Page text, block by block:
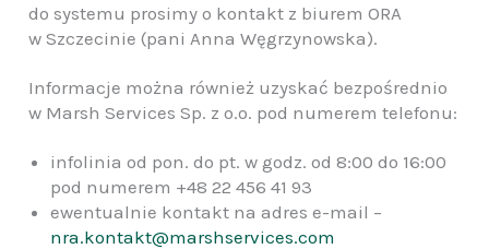
do systemu prosimy o kontakt z biurem ORA
w Szczecinie (pani Anna Węgrzynowska).
Informacje można również uzyskać bezpośrednio
w Marsh Services Sp. z o.o. pod numerem telefonu:
infolinia od pon. do pt. w godz. od 8:00 do 16:00
pod numerem +48 22 456 41 93
ewentualnie kontakt na adres e-mail –
nra.kontakt@marshservices.com